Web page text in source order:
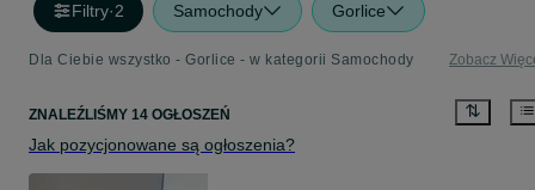
Filtry·2 Samochody Gorlice
Dla Ciebie wszystko - Gorlice - w kategorii Samochody Zobacz
ZNALEŹLIŚMY 14 OGŁOSZEŃ
Jak pozycjonowane są ogłoszenia?